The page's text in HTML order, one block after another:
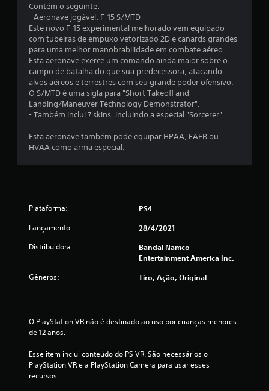
u
m
t
t
l
3
a
Contém o seguinte:
- Aeronave jogável: F-15 S/MTD
Este novo F-15 experimental melhorado vem equipado
com tubeiras de empuxo vetorizado 2D e canards grandes
para uma melhor manobrabilidade em combate aéreo.
Esta aeronave exerce um comando ainda maior sobre o
campo de batalha do que sua predecessora, atacando
alvos aéreos e terrestres com seu grande poder ofensivo.
O S/MTD é uma sigla para "Short Takeoff and
Landing/Maneuver Technology Demonstrator".
- Também inclui 7 skins, incluindo a especial "Sorcerer".
Esta aeronave também pode equipar HPAA, FAEB ou
HVAA como arma especial.
Plataforma: PS4
Lançamento: 28/4/2021
Distribuidora:
Bandai Namco
Entertainment America Inc.
Gêneros: Tiro, Ação, Original
O PlayStation VR não é destinado ao uso por crianças menores
de 12 anos.
Esse item inclui conteúdo do PS VR. São necessários o
PlayStation VR e a PlayStation Camera para usar esses
recursos.